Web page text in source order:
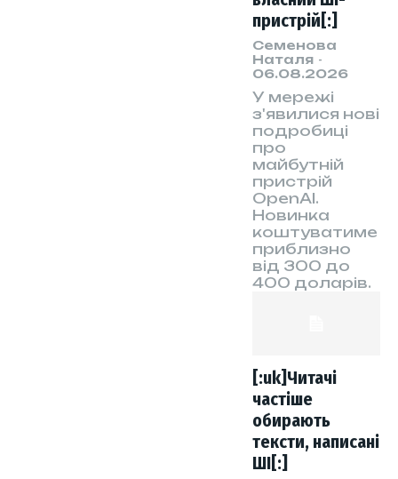
пристрій[:]
Семенова
Наталя -
06.08.2026
У мережі
з'явилися нові
подробиці
про
майбутній
пристрій
OpenAI.
Новинка
коштуватиме
приблизно
від 300 до
400 доларів.
[:uk]Читачі
частіше
обирають
тексти, написані
ШІ[:]